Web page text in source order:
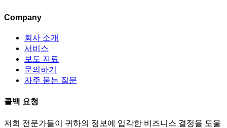
Company
회사 소개
서비스
보도 자료
문의하기
자주 묻는 질문
콜백 요청
저희 전문가들이 귀하의 정보에 입각한 비즈니스 결정을 도울